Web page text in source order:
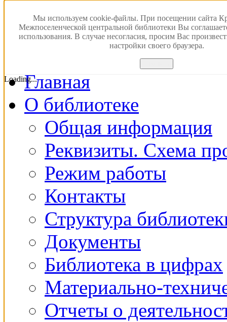
Мы используем cookie-файлы. При посещении сайта
Межпоселенческой центральной библиотеки Вы
использования. В случае несогласия, просим Вас
настройки своего браузера.
Loading...
Версия для
ПОИСК В
Главная
О библиотеке
Общая информация
Реквизиты. Схема
Режим работы
Контакты
Структура
Документы
Библиотека в цифрах
Материально-
Отчеты о